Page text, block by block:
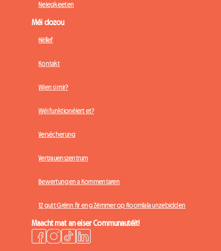
Neiegkeeten
Méi dozou
Hëllef
Kontakt
Wien si mir?
Wéi funktionéiert et?
Versécherung
Vertrauenszentrum
Bewertungen a Kommentaren
12 gutt Grënn fir eng Zëmmer op Roomlala unzebidden
Maacht mat an eiser Communautéit!